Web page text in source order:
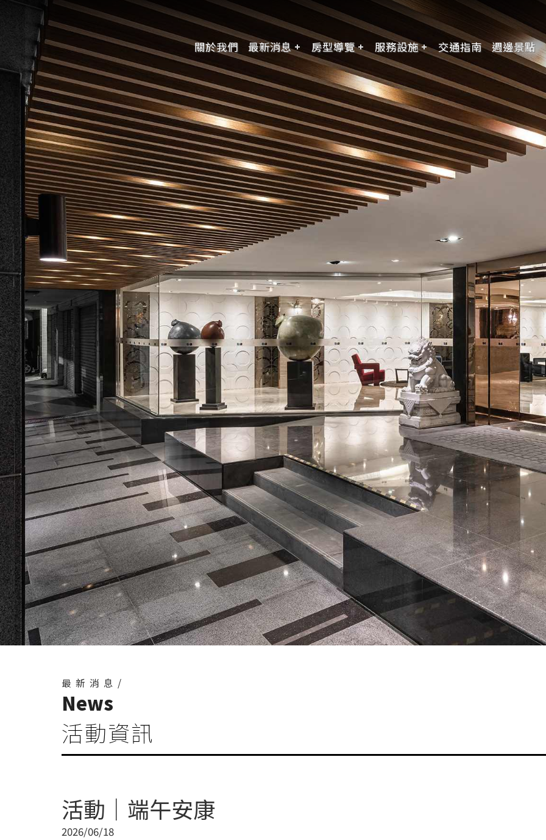
關於我們 最新消息 房型導覽 服務設施 交通指南 週邊景點
最新消息/
News
活動資訊
活動｜端午安康
2026/06/18